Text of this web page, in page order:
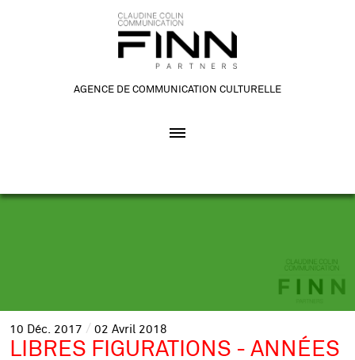
AGENCE DE COMMUNICATION CULTURELLE
10 Déc. 2017 02 Avril 2018
LIBRES FIGURATIONS - ANNÉES